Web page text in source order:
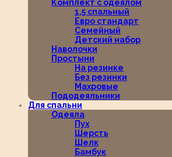
Комплект с одеялом
1,5 спальный
Евро стандарт
Семейный
Детский набор
Наволочки
Простыни
На резинке
Без резинки
Махровые
Пододеяльники
Для спальни
Одеяла
Пух
Шерсть
Шелк
Бамбук